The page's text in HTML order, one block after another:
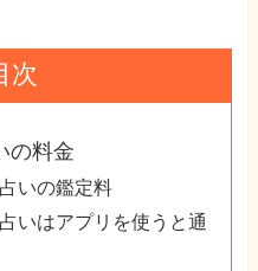
次
の料金
いの鑑定料
いはアプリを使うと通